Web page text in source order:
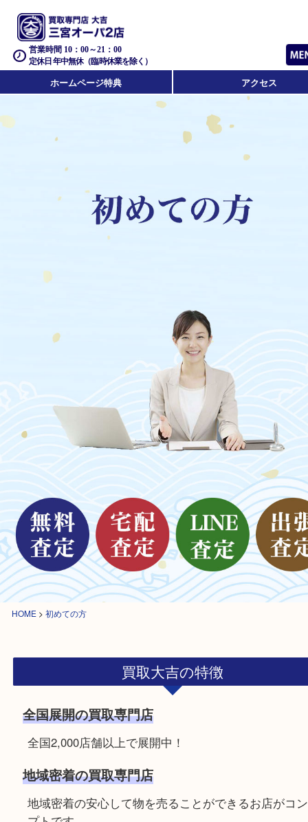
営業時間 10：00～21：00
定休日 年中無休（臨時休業を除く）
ホームページ特典 アクセス
HOME>初めての方
買取大吉の特徴
全国展開の買取専門店
全国2,000店舗以上で展開中！